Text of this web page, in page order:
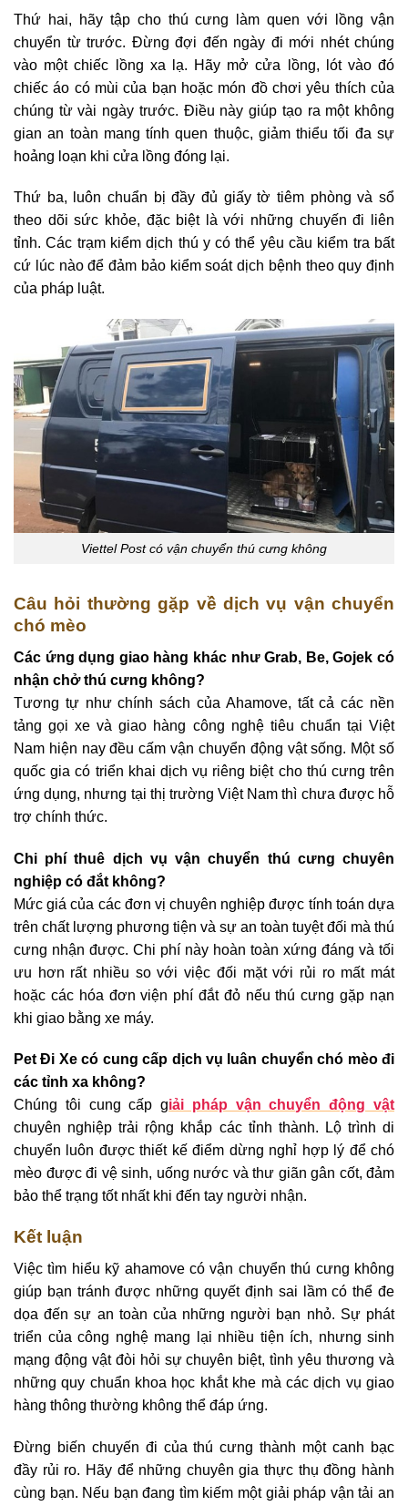
Thứ hai, hãy tập cho thú cưng làm quen với lồng vận
chuyển từ trước. Đừng đợi đến ngày đi mới nhét chúng
vào một chiếc lồng xa lạ. Hãy mở cửa lồng, lót vào đó
chiếc áo có mùi của bạn hoặc món đồ chơi yêu thích của
chúng từ vài ngày trước. Điều này giúp tạo ra một không
gian an toàn mang tính quen thuộc, giảm thiểu tối đa sự
hoảng loạn khi cửa lồng đóng lại.
Thứ ba, luôn chuẩn bị đầy đủ giấy tờ tiêm phòng và sổ
theo dõi sức khỏe, đặc biệt là với những chuyến đi liên
tỉnh. Các trạm kiểm dịch thú y có thể yêu cầu kiểm tra bất
cứ lúc nào để đảm bảo kiểm soát dịch bệnh theo quy định
của pháp luật.
Viettel Post có vận chuyển thú cưng không
Câu hỏi thường gặp về dịch vụ vận chuyển
chó mèo
Các ứng dụng giao hàng khác như Grab, Be, Gojek có
nhận chở thú cưng không?
Tương tự như chính sách của Ahamove, tất cả các nền
tảng gọi xe và giao hàng công nghệ tiêu chuẩn tại Việt
Nam hiện nay đều cấm vận chuyển động vật sống. Một số
quốc gia có triển khai dịch vụ riêng biệt cho thú cưng trên
ứng dụng, nhưng tại thị trường Việt Nam thì chưa được hỗ
trợ chính thức.
Chi phí thuê dịch vụ vận chuyển thú cưng chuyên
nghiệp có đắt không?
Mức giá của các đơn vị chuyên nghiệp được tính toán dựa
trên chất lượng phương tiện và sự an toàn tuyệt đối mà thú
cưng nhận được. Chi phí này hoàn toàn xứng đáng và tối
ưu hơn rất nhiều so với việc đối mặt với rủi ro mất mát
hoặc các hóa đơn viện phí đắt đỏ nếu thú cưng gặp nạn
khi giao bằng xe máy.
Pet Đi Xe có cung cấp dịch vụ luân chuyển chó mèo đi
các tỉnh xa không?
Chúng tôi cung cấp giải pháp vận chuyển động vật
chuyên nghiệp trải rộng khắp các tỉnh thành. Lộ trình di
chuyển luôn được thiết kế điểm dừng nghỉ hợp lý để chó
mèo được đi vệ sinh, uống nước và thư giãn gân cốt, đảm
bảo thể trạng tốt nhất khi đến tay người nhận.
Kết luận
Việc tìm hiểu kỹ ahamove có vận chuyển thú cưng không
giúp bạn tránh được những quyết định sai lầm có thể đe
dọa đến sự an toàn của những người bạn nhỏ. Sự phát
triển của công nghệ mang lại nhiều tiện ích, nhưng sinh
mạng động vật đòi hỏi sự chuyên biệt, tình yêu thương và
những quy chuẩn khoa học khắt khe mà các dịch vụ giao
hàng thông thường không thể đáp ứng.
Đừng biến chuyến đi của thú cưng thành một canh bạc
đầy rủi ro. Hãy để những chuyên gia thực thụ đồng hành
cùng bạn. Nếu bạn đang tìm kiếm một giải pháp vận tải an